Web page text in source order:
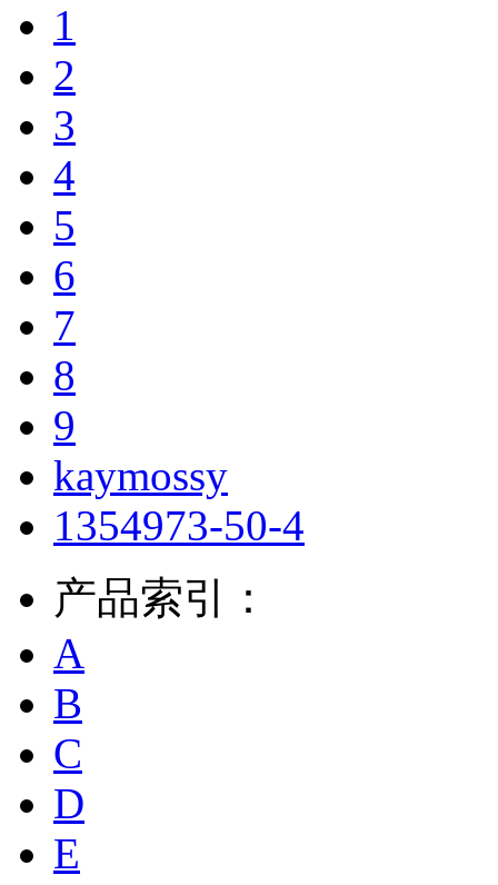
1
2
3
4
5
6
7
8
9
kaymossy
1354973-50-4
产品索引：
A
B
C
D
E